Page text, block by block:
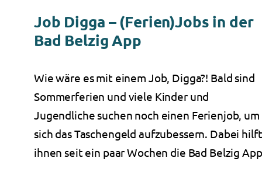
Job Digga – (Ferien)Jobs in der
Bad Belzig App
Wie wäre es mit einem Job, Digga?! Bald sind
Sommerferien und viele Kinder und
Jugendliche suchen noch einen Ferienjob, um
sich das Taschengeld aufzubessern. Dabei hilft
ihnen seit ein paar Wochen die Bad Belzig